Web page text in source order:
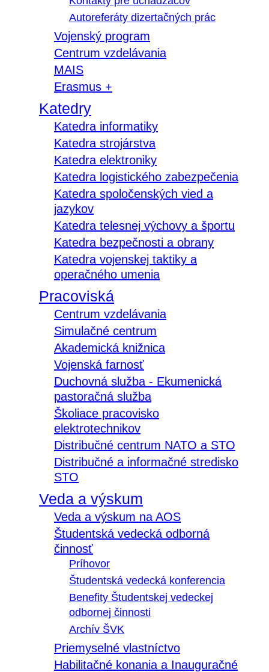
Autoreferáty dizertačných prác
Vojenský program
Centrum vzdelávania
MAIS
Erasmus +
Katedry
Katedra informatiky
Katedra strojárstva
Katedra elektroniky
Katedra logistického zabezpečenia
Katedra spoločenských vied a
jazykov
Katedra telesnej výchovy a športu
Katedra bezpečnosti a obrany
Katedra vojenskej taktiky a
operačného umenia
Pracoviská
Centrum vzdelávania
Simulačné centrum
Akademická knižnica
Vojenská farnosť
Duchovná služba - Ekumenická
pastoračná služba
Školiace pracovisko
elektrotechnikov
Distribučné centrum NATO a STO
Distribučné a informačné stredisko
STO
Veda a výskum
Veda a výskum na AOS
Študentská vedecká odborná
činnosť
Príhovor
Študentská vedecká konferencia
Benefity Študentskej vedeckej
odbornej činnosti
Archív ŠVK
Priemyselné vlastníctvo
Habilitačné konania a Inauguračné